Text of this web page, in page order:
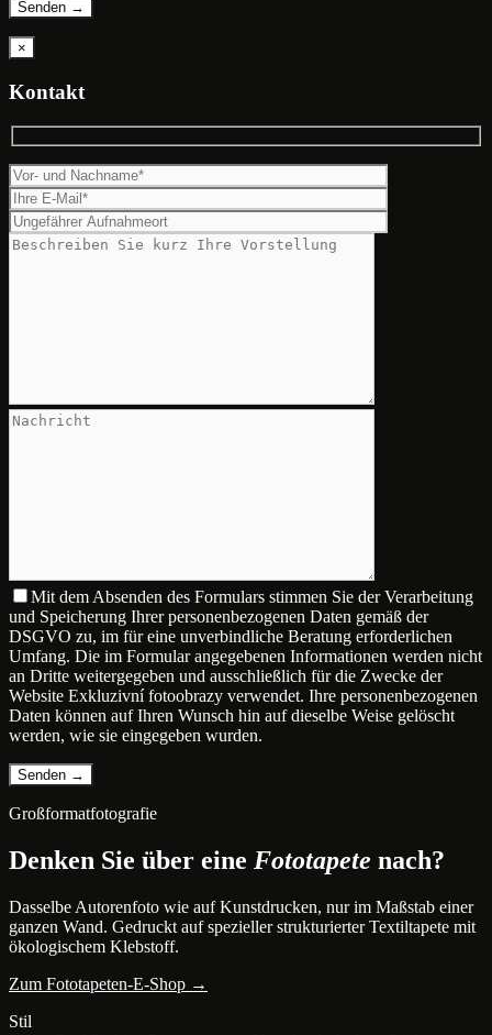
×
Kontakt
Mit dem Absenden des Formulars stimmen Sie der Verarbeitung
und Speicherung Ihrer personenbezogenen Daten gemäß der
DSGVO zu, im für eine unverbindliche Beratung erforderlichen
Umfang. Die im Formular angegebenen Informationen werden nicht
an Dritte weitergegeben und ausschließlich für die Zwecke der
Website Exkluzivní fotoobrazy verwendet. Ihre personenbezogenen
Daten können auf Ihren Wunsch hin auf dieselbe Weise gelöscht
werden, wie sie eingegeben wurden.
Großformatfotografie
Denken Sie über eine Fototapete nach?
Dasselbe Autorenfoto wie auf Kunstdrucken, nur im Maßstab einer
ganzen Wand. Gedruckt auf spezieller strukturierter Textiltapete mit
ökologischem Klebstoff.
Zum Fototapeten-E-Shop →
Stil